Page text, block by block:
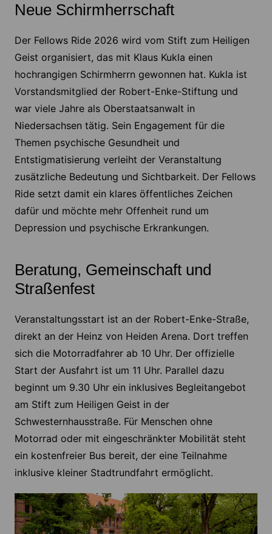
Neue Schirmherrschaft
Der Fellows Ride 2026 wird vom Stift zum Heiligen
Geist organisiert, das mit Klaus Kukla einen
hochrangigen Schirmherrn gewonnen hat. Kukla ist
Vorstandsmitglied der Robert-Enke-Stiftung und
war viele Jahre als Oberstaatsanwalt in
Niedersachsen tätig. Sein Engagement für die
Themen psychische Gesundheit und
Entstigmatisierung verleiht der Veranstaltung
zusätzliche Bedeutung und Sichtbarkeit. Der Fellows
Ride setzt damit ein klares öffentliches Zeichen
dafür und möchte mehr Offenheit rund um
Depression und psychische Erkrankungen.
Beratung, Gemeinschaft und
Straßenfest
Veranstaltungsstart ist an der Robert-Enke-Straße,
direkt an der Heinz von Heiden Arena. Dort treffen
sich die Motorradfahrer ab 10 Uhr. Der offizielle
Start der Ausfahrt ist um 11 Uhr. Parallel dazu
beginnt um 9.30 Uhr ein inklusives Begleitangebot
am Stift zum Heiligen Geist in der
Schwesternhausstraße. Für Menschen ohne
Motorrad oder mit eingeschränkter Mobilität steht
ein kostenfreier Bus bereit, der eine Teilnahme
inklusive kleiner Stadtrundfahrt ermöglicht.